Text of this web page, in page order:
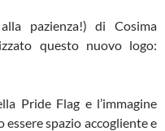
pazienza!) di Cosima
questo nuovo logo:
Pride Flag e l’immagine
spazio accogliente e